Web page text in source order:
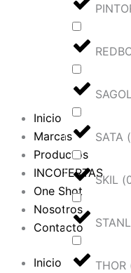
SATA (
SKIL (
THOR
Inicio
Marcas
Productos
INCOFERTAS
One Shot
Nosotros
Contacto
Inicio